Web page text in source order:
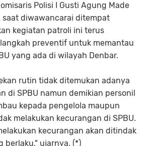
Polisi I Gusti Agung Made
saat diwawancarai ditempat
kegiatan patroli ini terus
preventif untuk memantau
yang ada di wilayah Denbar.
rutin tidak ditemukan adanya
di SPBU namun demikian personil
kepada pengelola maupun
melakukan kecurangan di SPBU.
kecurangan akan ditindak
berlaku," ujarnya. (*)